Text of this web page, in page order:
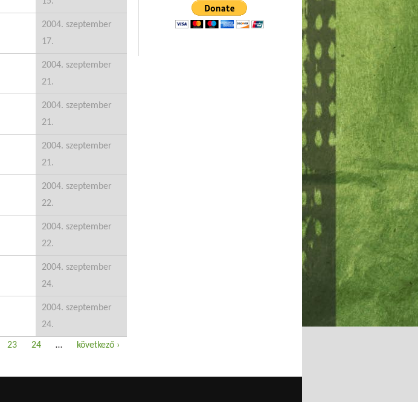
2004. szeptember
17.
2004. szeptember
21.
2004. szeptember
21.
2004. szeptember
21.
2004. szeptember
22.
2004. szeptember
22.
2004. szeptember
24.
2004. szeptember
24.
23 24 …
következő ›